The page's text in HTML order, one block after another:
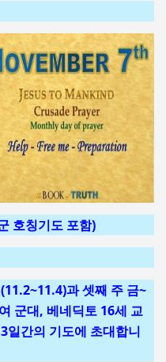
호칭기도 포함)
과 셋째 주 금~
군대, 베네딕토 16세 교
일간의 기도에 초대합니